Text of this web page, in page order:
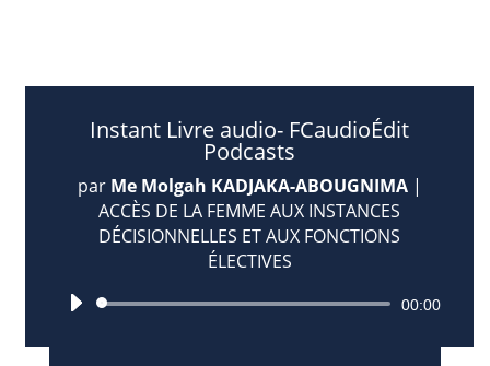
Instant Livre audio- FCaudioÉdit
Podcasts
par Me Molgah KADJAKA-ABOUGNIMA |
ACCÈS DE LA FEMME AUX INSTANCES
DÉCISIONNELLES ET AUX FONCTIONS
ÉLECTIVES
Lecteur
00:00